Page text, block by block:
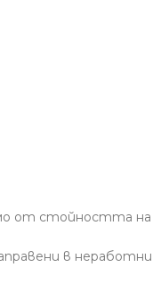
от стойността на
в